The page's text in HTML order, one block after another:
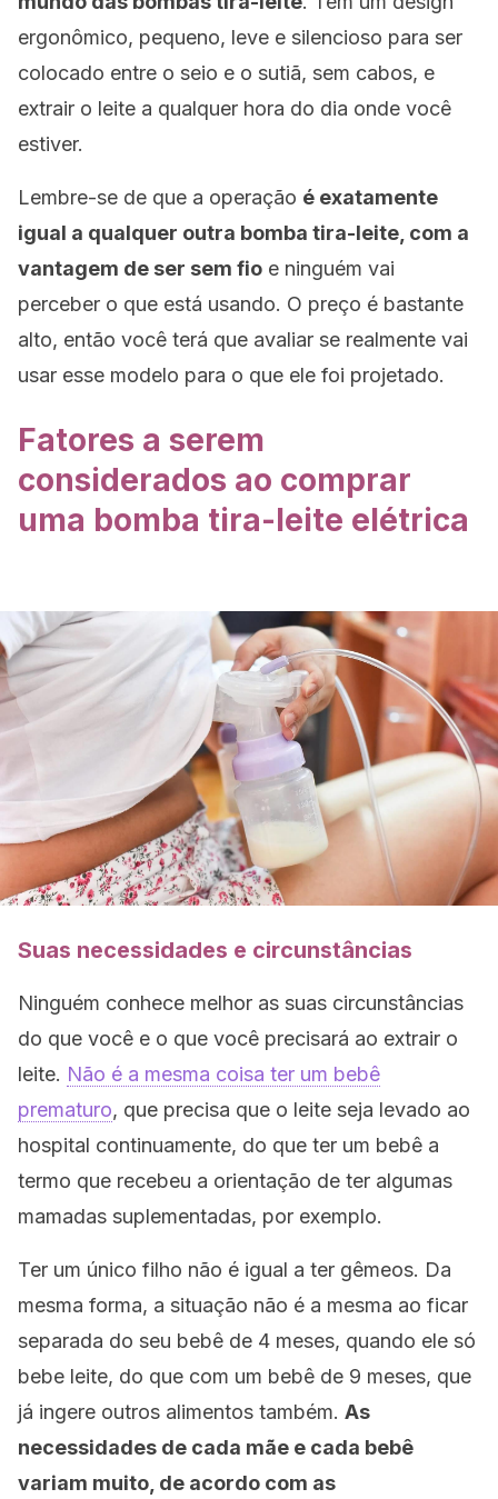
ergonômico, pequeno, leve e silencioso para ser
colocado entre o seio e o sutiã, sem cabos, e
extrair o leite a qualquer hora do dia onde você
estiver.
Lembre-se de que a operação é exatamente
igual a qualquer outra bomba tira-leite, com a
vantagem de ser sem fio e ninguém vai
perceber o que está usando. O preço é bastante
alto, então você terá que avaliar se realmente vai
usar esse modelo para o que ele foi projetado.
Fatores a serem
considerados ao comprar
uma bomba tira-leite elétrica
Suas necessidades e circunstâncias
Ninguém conhece melhor as suas circunstâncias
do que você e o que você precisará ao extrair o
leite. Não é a mesma coisa ter um bebê
prematuro, que precisa que o leite seja levado ao
hospital continuamente, do que ter um bebê a
termo que recebeu a orientação de ter algumas
mamadas suplementadas, por exemplo.
Ter um único filho não é igual a ter gêmeos. Da
mesma forma, a situação não é a mesma ao ficar
separada do seu bebê de 4 meses, quando ele só
bebe leite, do que com um bebê de 9 meses, que
já ingere outros alimentos também. As
necessidades de cada mãe e cada bebê
variam muito, de acordo com as